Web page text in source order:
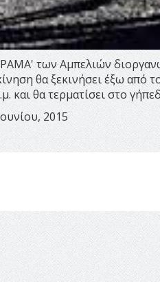
των Αμπελιών
θα ξεκινήσει έξω από
και θα τερματίσει στο
2015